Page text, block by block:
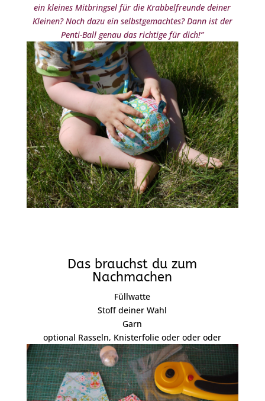
ein kleines Mitbringsel für die Krabbelfreunde deiner
Kleinen? Noch dazu ein selbstgemachtes? Dann ist der
Penti-Ball genau das richtige für dich!”
Das brauchst du zum
Nachmachen
Füllwatte
Stoff deiner Wahl
Garn
optional Rasseln, Knisterfolie oder oder oder